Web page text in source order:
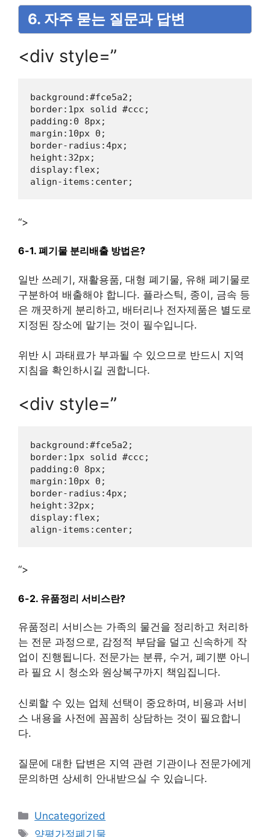
6. 자주 묻는 질문과 답변
<div style=”
background:#fce5a2;
border:1px solid #ccc;
padding:0 8px;
margin:10px 0;
border-radius:4px;
height:32px;
display:flex;
“>
6-1. 폐기물 분리배출 방법은?
일반 쓰레기, 재활용품, 대형 폐기물, 유해 폐기물로
구분하여 배출해야 합니다. 플라스틱, 종이, 금속 등
은 깨끗하게 분리하고, 배터리나 전자제품은 별도로
지정된 장소에 맡기는 것이 필수입니다.
위반 시 과태료가 부과될 수 있으므로 반드시 지역
지침을 확인하시길 권합니다.
<div style=”
background:#fce5a2;
border:1px solid #ccc;
padding:0 8px;
margin:10px 0;
border-radius:4px;
height:32px;
display:flex;
“>
6-2. 유품정리 서비스란?
유품정리 서비스는 가족의 물건을 정리하고 처리하
는 전문 과정으로, 감정적 부담을 덜고 신속하게 작
업이 진행됩니다. 전문가는 분류, 수거, 폐기뿐 아니
라 필요 시 청소와 원상복구까지 책임집니다.
신뢰할 수 있는 업체 선택이 중요하며, 비용과 서비
스 내용을 사전에 꼼꼼히 상담하는 것이 필요합니
다.
질문에 대한 답변은 지역 관련 기관이나 전문가에게
문의하면 상세히 안내받으실 수 있습니다.
카
테
Uncategorized
태
양평가정폐기물